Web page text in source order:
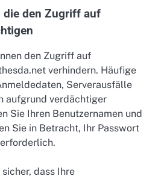
die den Zugriff auf
den Zugriff auf
verhindern. Häufige
Serverausfälle
aufgrund verdächtiger
Sie Ihren Benutzernamen und
Sie in Betracht, Ihr Passwort
dass Ihre